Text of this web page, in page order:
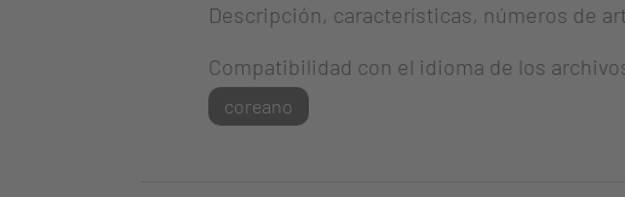
Descripción, características, números de
Compatibilidad con el idioma de los
coreano